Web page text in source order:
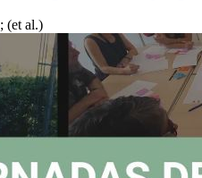
; (et al.)